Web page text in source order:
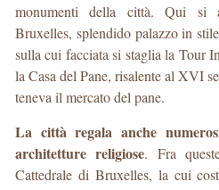
monumenti della città. Qui si
Bruxelles, splendido palazzo in
sulla cui facciata si staglia la Tour
la Casa del Pane, risalente al XVI
teneva il mercato del pane.
La città regala anche
architetture religiose. Fra
Cattedrale di Bruxelles, la cui